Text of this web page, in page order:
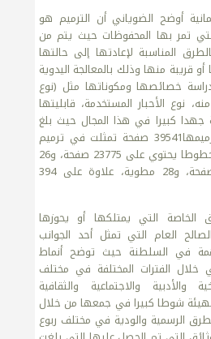
أوضح الضوياني أن الترميم هو
تمر بها المحفوظات حيث يتم من
المناسبة لإعادتها إلى حالتها
قريبة منها وذلك بالمعالجة اليدوية
خصائصها ومكوناتها مثل (نوع
نوع الأحبار المستخدمة، قابليتها
جهدا كبيرا في هذا المجال حيث بلغ
عدد الصفحات التي تم ترميمها39541 صفحة تمثلت في ترميم
(10413) وثيقة، و(181) مخطوطا يحتوي على 23775 صفحة، و26
ملفا يحتوي على4931 صفحة، و28 مطوية، علاوة على 394
الخاصة التي يمتلكها أو يحوزها
العام التي تمثل أحد الجوانب
في السلطنة حيث توضح أنماط
خلال الفترات المختلفة في مختلف
والأدبية والاجتماعية والثقافية
شوطا كبيرا في جمعها من خلال
الرسمية والودية في مختلف ربوع